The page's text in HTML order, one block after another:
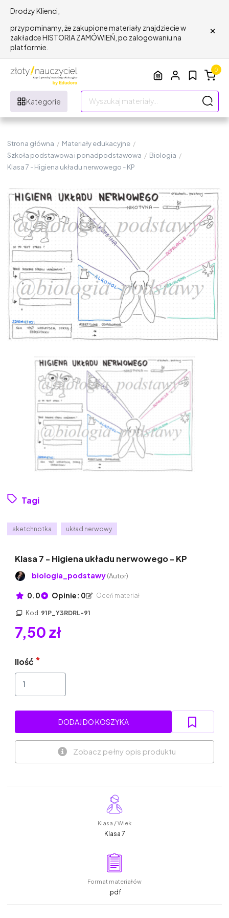
Drodzy Klienci,
przypominamy, że zakupione materiały znajdziecie w
zakładce HISTORIA ZAMÓWIEŃ, po zalogowaniu na
platformie.
×
Kategorie
0
Strona główna / Materiały edukacyjne /
Szkoła podstawowa i ponadpodstawowa / Biologia /
Klasa 7 - Higiena układu nerwowego - KP
Tagi
sketchnotka układ nerwowy
Klasa 7 - Higiena układu nerwowego - KP
biologia_podstawy(Autor)
0.0 Opinie: 0 Oceń materiał
Kod: 91P_Y3RDRL-91
7,50 zł
Ilość
DODAJ DO KOSZYKA
Zobacz pełny opis produktu
Klasa / Wiek
Klasa 7
Format materiałów
.pdf